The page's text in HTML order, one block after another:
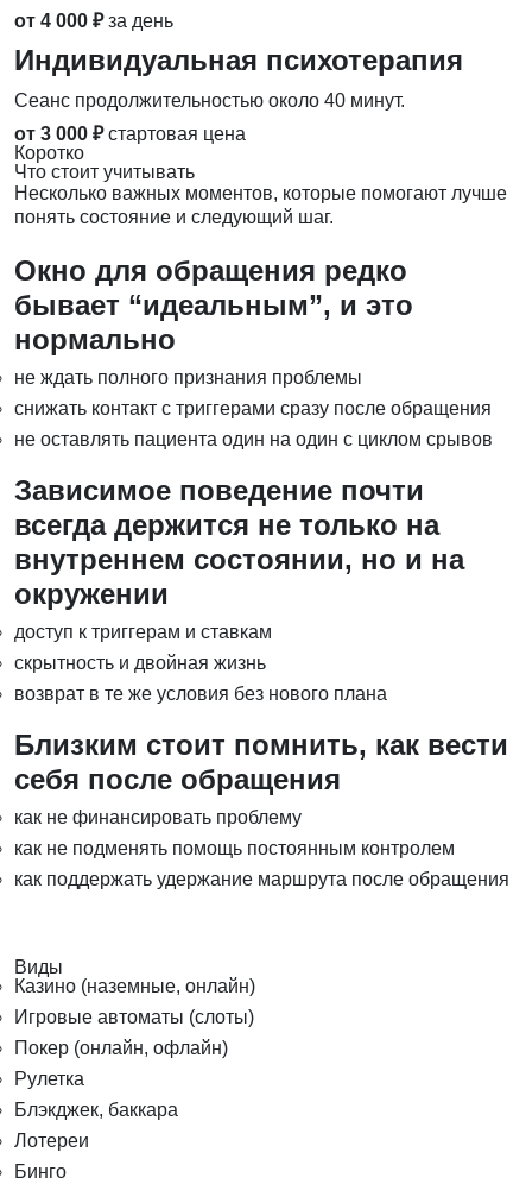
от 4 000 ₽ за день
Индивидуальная психотерапия
Сеанс продолжительностью около 40 минут.
от 3 000 ₽ стартовая цена
Коротко
Что стоит учитывать
Несколько важных моментов, которые помогают лучше
понять состояние и следующий шаг.
Окно для обращения редко
бывает “идеальным”, и это
нормально
не ждать полного признания проблемы
снижать контакт с триггерами сразу после обращения
не оставлять пациента один на один с циклом срывов
Зависимое поведение почти
всегда держится не только на
внутреннем состоянии, но и на
окружении
доступ к триггерам и ставкам
скрытность и двойная жизнь
возврат в те же условия без нового плана
Близким стоит помнить, как вести
себя после обращения
как не финансировать проблему
как не подменять помощь постоянным контролем
как поддержать удержание маршрута после обращения
Виды
Казино (наземные, онлайн)
Игровые автоматы (слоты)
Покер (онлайн, офлайн)
Рулетка
Блэкджек, баккара
Лотереи
Бинго